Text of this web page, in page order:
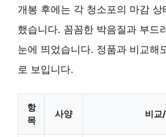
개봉 후에는 각 청소포의 마감 상
했습니다. 꼼꼼한 박음질과 부드
눈에 띄었습니다. 정품과 비교해
로 보입니다.
항
목
사양 비교